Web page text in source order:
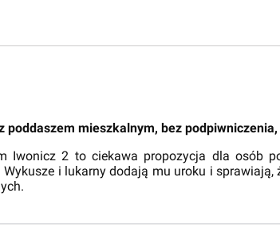
poddaszem mieszkalnym, bez
Iwonicz 2 to ciekawa propozycja dla osób
i lukarny dodają mu uroku i